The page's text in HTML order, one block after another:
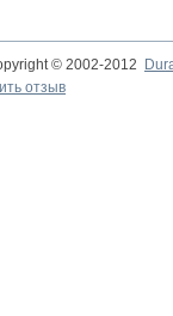
© 2002-2012
отзыв